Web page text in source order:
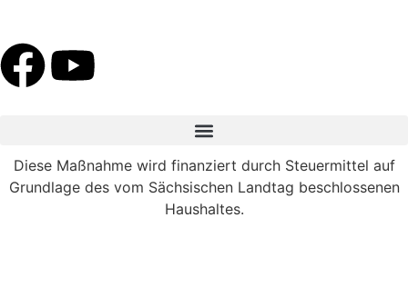
Diese Maßnahme wird finanziert durch Steuermittel auf
Grundlage des vom Sächsischen Landtag beschlossenen
Haushaltes.